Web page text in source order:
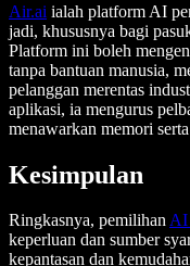
Air.ai ialah platform AI
jadi, khususnya bagi
Platform ini boleh
tanpa bantuan manusia,
pelanggan merentas
aplikasi, ia mengurus
menawarkan memori
Kesimpulan
Ringkasnya, pemilihanAI
keperluan dan sumber
kepantasan dan